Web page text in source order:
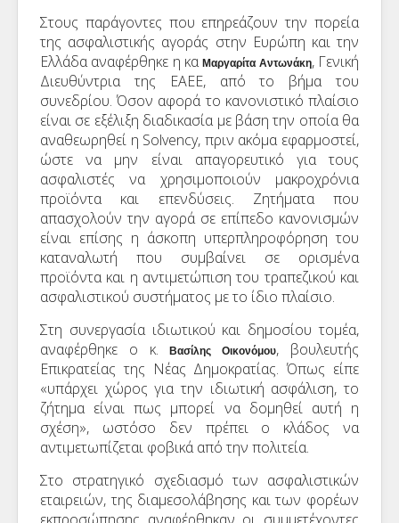
Στους παράγοντες που επηρεάζουν την πορεία
της ασφαλιστικής αγοράς στην Ευρώπη και την
Ελλάδα αναφέρθηκε η καΜαργαρίτα Αντωνάκη, Γενική
Διευθύντρια της ΕΑΕΕ, από το βήμα του
συνεδρίου. Όσον αφορά το κανονιστικό πλαίσιο
είναι σε εξέλιξη διαδικασία με βάση την οποία θα
αναθεωρηθεί η Solvency, πριν ακόμα εφαρμοστεί,
ώστε να μην είναι απαγορευτικό για τους
ασφαλιστές να χρησιμοποιούν μακροχρόνια
προϊόντα και επενδύσεις. Ζητήματα που
απασχολούν την αγορά σε επίπεδο κανονισμών
είναι επίσης η άσκοπη υπερπληροφόρηση του
καταναλωτή που συμβαίνει σε ορισμένα
προϊόντα και η αντιμετώπιση του τραπεζικού και
ασφαλιστικού συστήματος με το ίδιο πλαίσιο.
Στη συνεργασία ιδιωτικού και δημοσίου τομέα,
αναφέρθηκε ο κ.Βασίλης Οικονόμου, βουλευτής
Επικρατείας της Νέας Δημοκρατίας. Όπως είπε
«υπάρχει χώρος για την ιδιωτική ασφάλιση, το
ζήτημα είναι πως μπορεί να δομηθεί αυτή η
σχέση», ωστόσο δεν πρέπει ο κλάδος να
αντιμετωπίζεται φοβικά από την πολιτεία.
Στο στρατηγικό σχεδιασμό των ασφαλιστικών
εταιρειών, της διαμεσολάβησης και των φορέων